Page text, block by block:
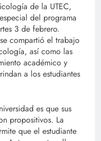
de la UTEC,
del programa
3 de febrero.
compartió el trabajo
así como las
académico y
a los estudiantes
es que sus
propositivos. La
que el estudiante